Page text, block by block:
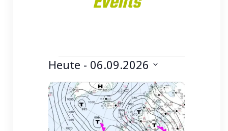
Heute - 06.09.2026
auswählen.
List
of